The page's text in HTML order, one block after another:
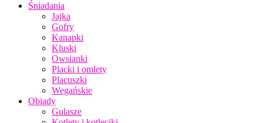
Śniadania
Jajka
Gofry
Kanapki
Kluski
Owsianki
Placki i omlety
Placuszki
Wegańskie
Obiady
Gulasze